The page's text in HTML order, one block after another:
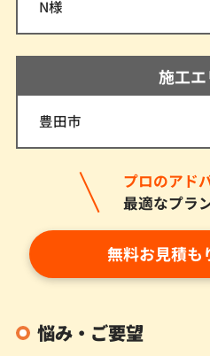
N様
施工
豊田市
プロのアド
最適なプラ
無料お見積も
悩み・ご要望